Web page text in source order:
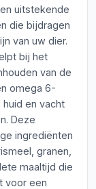
uitstekende
die bijdragen
van uw dier.
bij het
van de
omega 6-
en vacht
Deze
ingrediënten
granen,
maaltijd die
voor een